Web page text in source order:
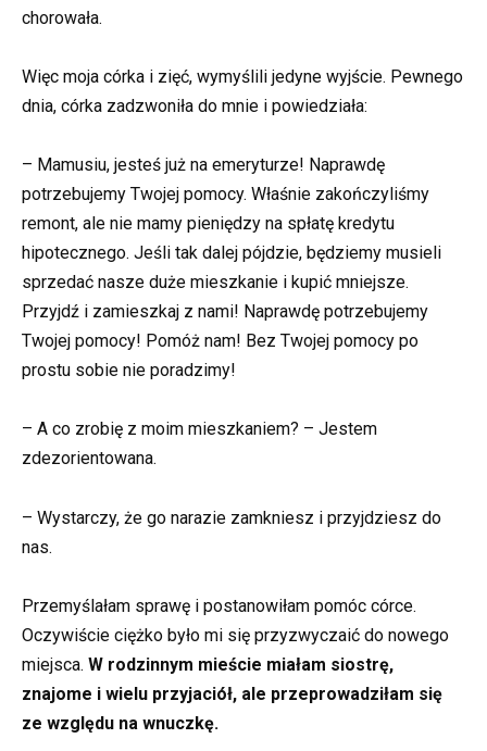
chorowała.
Więc moja córka i zięć, wymyślili jedyne wyjście. Pewnego
dnia, córka zadzwoniła do mnie i powiedziała:
– Mamusiu, jesteś już na emeryturze! Naprawdę
potrzebujemy Twojej pomocy. Właśnie zakończyliśmy
remont, ale nie mamy pieniędzy na spłatę kredytu
hipotecznego. Jeśli tak dalej pójdzie, będziemy musieli
sprzedać nasze duże mieszkanie i kupić mniejsze.
Przyjdź i zamieszkaj z nami! Naprawdę potrzebujemy
Twojej pomocy! Pomóż nam! Bez Twojej pomocy po
prostu sobie nie poradzimy!
– A co zrobię z moim mieszkaniem? – Jestem
zdezorientowana.
– Wystarczy, że go narazie zamkniesz i przyjdziesz do
nas.
Przemyślałam sprawę i postanowiłam pomóc córce.
Oczywiście ciężko było mi się przyzwyczaić do nowego
miejsca. W rodzinnym mieście miałam siostrę,
znajome i wielu przyjaciół, ale przeprowadziłam się
ze względu na wnuczkę.